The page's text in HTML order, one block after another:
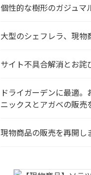
商
個性的な樹形のガジュマ
大型のシェフレラ、現物
サイト不具合解消とお詫
ドライガーデンに最適。
ニックスとアガベの販売
現物商品の販売を再開し